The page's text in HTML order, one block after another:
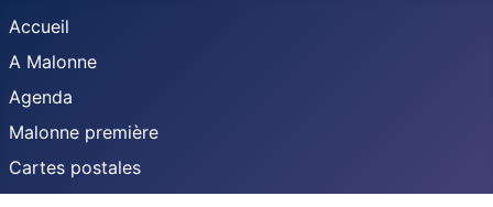
Accueil
A Malonne
Agenda
Malonne première
Cartes postales